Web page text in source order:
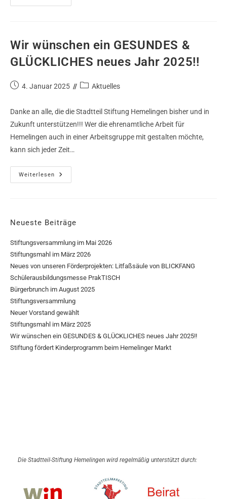
Wir wünschen ein GESUNDES &
GLÜCKLICHES neues Jahr 2025!!
4. Januar 2025 Aktuelles
Danke an alle, die die Stadtteil Stiftung Hemelingen bisher und in
Zukunft unterstützen!!! Wer die ehrenamtliche Arbeit für
Hemelingen auch in einer Arbeitsgruppe mit gestalten möchte,
kann sich jeder Zeit…
Weiterlesen
Neueste Beiträge
Stiftungsversammlung im Mai 2026
Stiftungsmahl im März 2026
Neues von unseren Förderprojekten: Litfaßsäule von BLICKFANG
Schülerausbildungsmesse PrakTISCH
Bürgerbrunch im August 2025
Stiftungsversammlung
Neuer Vorstand gewählt
Stiftungsmahl im März 2025
Wir wünschen ein GESUNDES & GLÜCKLICHES neues Jahr 2025!!
Stiftung fördert Kinderprogramm beim Hemelinger Markt
Die Stadtteil-Stiftung Hemelingen wird regelmäßig unterstützt durch: